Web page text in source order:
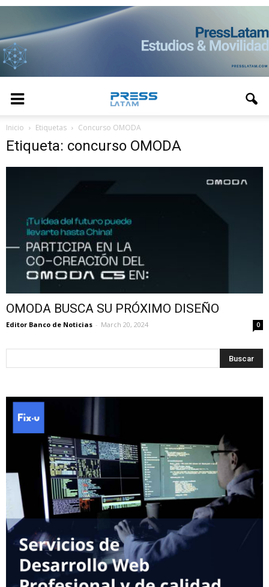
Inicio Etiquetas Concurso OMODA
Etiqueta: concurso OMODA
OMODA BUSCA SU PRÓXIMO DISEÑO
Editor Banco de Noticias - March 20, 2024 0